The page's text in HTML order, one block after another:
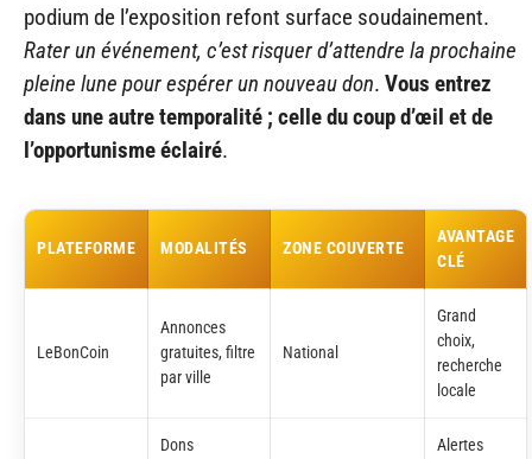
podium de l’exposition refont surface soudainement.
Rater un événement, c’est risquer d’attendre la prochaine
pleine lune pour espérer un nouveau don. Vous entrez
dans une autre temporalité ; celle du coup d’œil et de
l’opportunisme éclairé.
PLATEFORME MODALITÉS ZONE COUVERTE
AVANTAGE
CLÉ
LeBonCoin
Annonces
gratuites, filtre
par ville
National
Grand
choix,
recherche
locale
Dons
Alertes